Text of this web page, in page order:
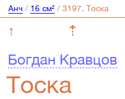
Анч/ 16 см²/
↑ ⇡
Богдан Кравцов
Тоска